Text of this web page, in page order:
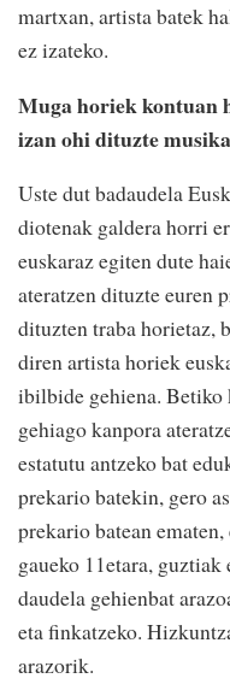
martxan, artista batek
ez izateko.
Muga horiek kontuan
izan ohi dituzte
Uste dut badaudela
diotenak galdera horri
euskaraz egiten dute
ateratzen dituzte euren
dituzten traba horietaz,
diren artista horiek
ibilbide gehiena. Betiko
gehiago kanpora
estatutu antzeko bat
prekario batekin, gero
prekario batean
gaueko 11etara,
daudela gehienbat
eta finkatzeko.
arazorik.